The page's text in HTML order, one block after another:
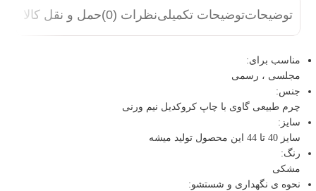
توضیحاتتوضیحات تکمیلینظرات (0) حمل و نقل کالا
مناسب برای:
مجلسی ، رسمی
جنس:
چرم طبیعی گاوی با چاپ کروکدیل نیم ورنی
سایز:
سایز 40 تا 44 این محصول تولید میشه
رنگ:
مشکی
نحوه ی نگهداری و شستشو: